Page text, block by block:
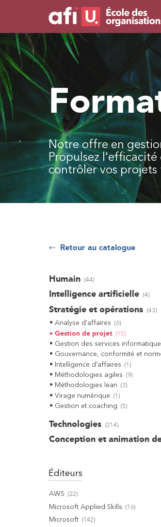
Notre offre en
Propulsez
contrôler vos projets
Retour au catalogue
Humain (44)
Intelligence artificielle (4)
Stratégie et opérations (43)
Analyse d'affaires (6)
Gestion de projet (15)
Gestion des services
Gouvernance, conformité et
Intelligence d'affaires (1 )
Méthodologies agiles (9)
Méthodologies lean (3)
Virage numérique (1 )
Gestion et coaching (5)
Technologies (214)
Conception et animation
Éditeurs
AWS (22)
Microsoft Applied Skills (16)
Microsoft (142)